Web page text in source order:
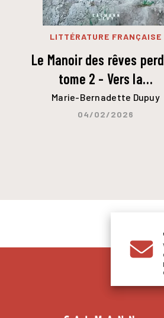
LITTÉRATURE FRANÇAISE
Le Manoir des rêves
tome 2 - Vers la…
Marie-Bernadette Dupuy
04/02/2026